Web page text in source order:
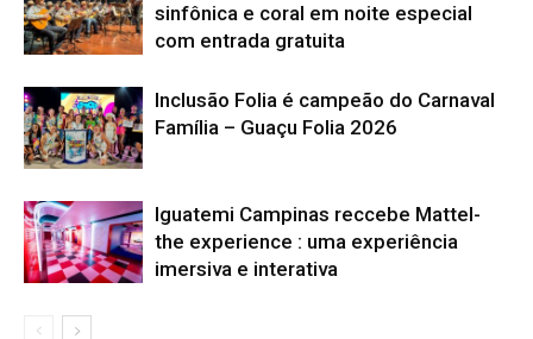
sinfônica e coral em noite especial
com entrada gratuita
Inclusão Folia é campeão do Carnaval
Família – Guaçu Folia 2026
Iguatemi Campinas reccebe Mattel-
the experience : uma experiência
imersiva e interativa